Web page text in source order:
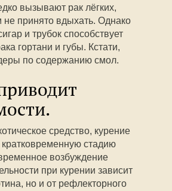
вызывают рак лёгких,
не принято вдыхать. Однако
и трубок способствует
гортани и губы. Кстати,
по содержанию смол.
средство, курение
стадию
возбуждение
при курении зависит
но и от рефлекторного